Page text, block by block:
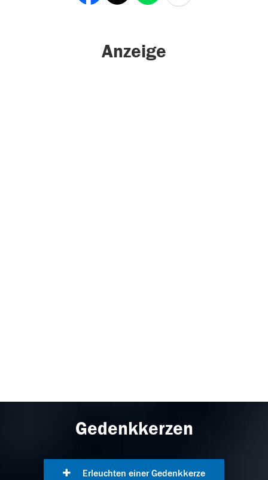
Anzeige
Gedenkkerzen
Erleuchten einer Gedenkkerze